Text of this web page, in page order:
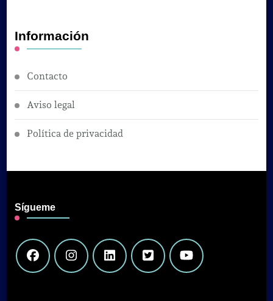
Información
Contacto
Aviso legal
Política de privacidad
Sígueme